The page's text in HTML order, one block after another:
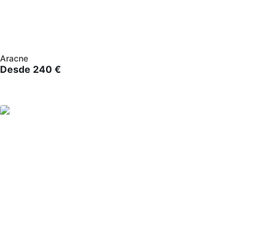
Aracne
Desde 240 €